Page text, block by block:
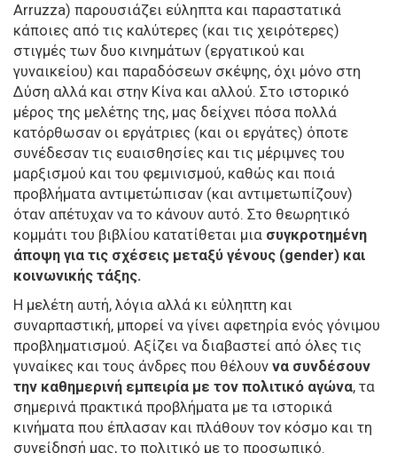
Arruzza) παρουσιάζει εύληπτα και παραστατικά
κάποιες από τις καλύτερες (και τις χειρότερες)
στιγμές των δυο κινημάτων (εργατικού και
γυναικείου) και παραδόσεων σκέψης, όχι μόνο στη
Δύση αλλά και στην Κίνα και αλλού. Στο ιστορικό
μέρος της μελέτης της, μας δείχνει πόσα πολλά
κατόρθωσαν οι εργάτριες (και οι εργάτες) όποτε
συνέδεσαν τις ευαισθησίες και τις μέριμνες του
μαρξισμού και του φεμινισμού, καθώς και ποιά
προβλήματα αντιμετώπισαν (και αντιμετωπίζουν)
όταν απέτυχαν να το κάνουν αυτό. Στο θεωρητικό
κομμάτι του βιβλίου κατατίθεται μια συγκροτημένη
άποψη για τις σχέσεις μεταξύ γένους (gender) και
κοινωνικής τάξης.
H μελέτη αυτή, λόγια αλλά κι εύληπτη και
συναρπαστική, μπορεί να γίνει αφετηρία ενός γόνιμου
προβληματισμού. Αξίζει να διαβαστεί από όλες τις
γυναίκες και τους άνδρες που θέλουν να συνδέσουν
την καθημερινή εμπειρία με τον πολιτικό αγώνα, τα
σημερινά πρακτικά προβλήματα με τα ιστορικά
κινήματα που έπλασαν και πλάθουν τον κόσμο και τη
συνείδησή μας, το πολιτικό με το προσωπικό.